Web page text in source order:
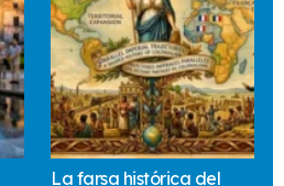
La farsa histórica del